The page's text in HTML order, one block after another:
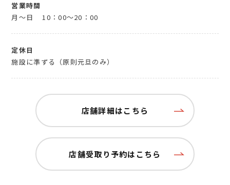
営業時間
月～日
10：00～20：00
定休日
施設に準ずる（原則元旦のみ）
店舗詳細はこちら
店舗受取り予約はこちら